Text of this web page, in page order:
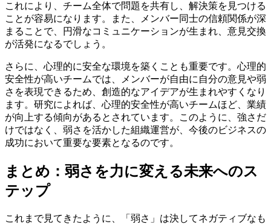
これにより、チーム全体で問題を共有し、解決策を見つける
ことが容易になります。また、メンバー同士の信頼関係が深
まることで、円滑なコミュニケーションが生まれ、意見交換
が活発になるでしょう。
さらに、心理的に安全な環境を築くことも重要です。心理的
安全性が高いチームでは、メンバーが自由に自分の意見や弱
さを表現できるため、創造的なアイデアが生まれやすくなり
ます。研究によれば、心理的安全性が高いチームほど、業績
が向上する傾向があるとされています。このように、強さだ
けではなく、弱さを活かした組織運営が、今後のビジネスの
成功において重要な要素となるのです。
まとめ：弱さを力に変える未来へのス
テップ
これまで見てきたように、「弱さ」は決してネガティブなも